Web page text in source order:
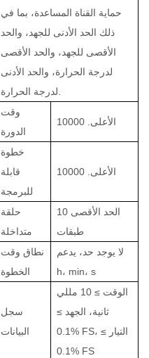
حماية القناة المساعدة، بما في
ذلك الحد الأدنى للجهد، والحد
الأقصى للجهد، والحد الأقصى
لدرجة الحرارة، والحد الأدنى
لدرجة الحرارة.
وقت
الدورة
الأعلى. 10000
خطوة
قابلة
للبرمجة
الأعلى. 10000
حلقة
متداخلة
الحد الأقصى 10
طبقات
نطاق وقت
الخطوة
لا يوجد حد، يدعم
h، min، s
سجل
البيانات
الوقت ≥ 10 مللي
ثانية، الجهد ≥
0.1% FS، التيار ≥
0.1% FS